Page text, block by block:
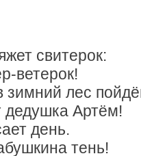
свитерок:
ветерок!
зимний лес
дедушка Артём!
день.
тень!